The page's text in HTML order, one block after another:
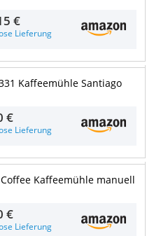
€
Lieferung
Kaffeemühle Santiago
€
Lieferung
Kaffeemühle manuell
€
Lieferung